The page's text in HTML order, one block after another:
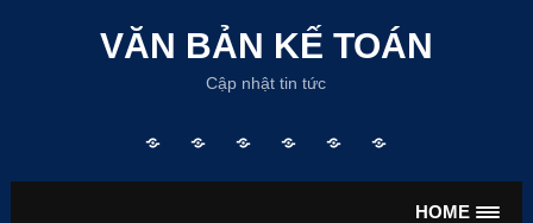
content
VĂN BẢN KẾ TOÁN
Cập nhật tin tức
chủ
VẤN
BẢN
BẢN
LƯƠNGHIỂM
HOME